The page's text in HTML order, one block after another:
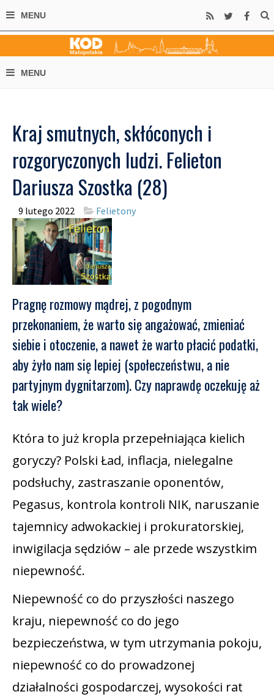
Kraj smutnych, skłóconych i
rozgoryczonych ludzi. Felieton
Dariusza Szostka (28)
9 lutego 2022 Felietony
Pragnę rozmowy mądrej, z pogodnym
przekonaniem, że warto się angażować, zmieniać
siebie i otoczenie, a nawet że warto płacić podatki,
aby żyło nam się lepiej (społeczeństwu, a nie
partyjnym dygnitarzom). Czy naprawdę oczekuję aż
tak wiele?
Która to już kropla przepełniająca kielich
goryczy? Polski Ład, inflacja, nielegalne
podsłuchy, zastraszanie oponentów,
Pegasus, kontrola kontroli NIK, naruszanie
tajemnicy adwokackiej i prokuratorskiej,
inwigilacja sędziów – ale przede wszystkim
niepewność.
Niepewność co do przyszłości naszego
kraju, niepewność co do jego
bezpieczeństwa, w tym utrzymania pokoju,
niepewność co do prowadzonej
działalności gospodarczej, wysokości rat